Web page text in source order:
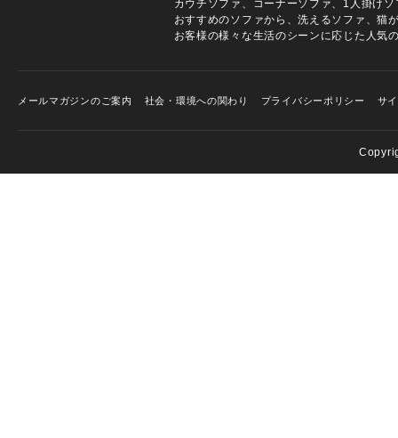
カウチソファ、コーナーソファ、1人掛け
おすすめのソファから、洗えるソファ、猫
お客様の様々な生活のシーンに応じた人気
メールマガジンのご案内 社会・環境への関わり プライバシーポリシー サ